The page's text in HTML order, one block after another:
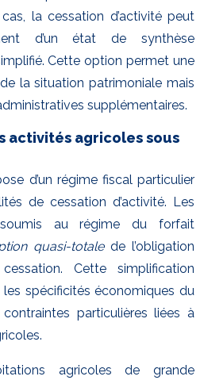
la cessation d’activité peut
d’un état de synthèse
Cette option permet une
la situation patrimoniale mais
supplémentaires.
activités agricoles sous
d’un régime fiscal particulier
de cessation d’activité. Les
au régime du forfait
quasi-totale de l’obligation
Cette simplification
spécificités économiques du
particulières liées à
agricoles de grande